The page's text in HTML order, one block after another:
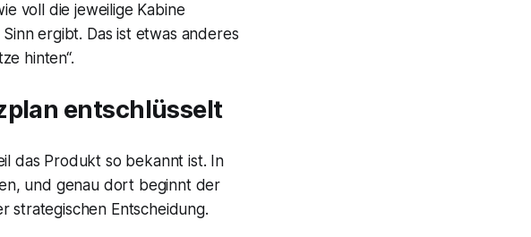
voll die jeweilige Kabine
ergibt. Das ist etwas anderes
hinten“.
entschlüsselt
das Produkt so bekannt ist. In
und genau dort beginnt der
strategischen Entscheidung.